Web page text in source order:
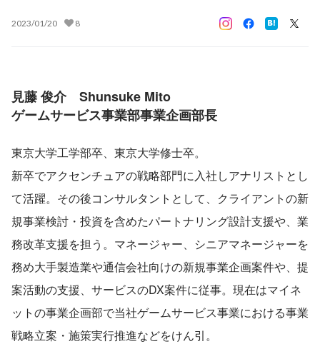
2023/01/20 8
見藤 俊介　Shunsuke Mito
ゲームサービス事業部事業企画部長
東京大学工学部卒、東京大学修士卒。
新卒でアクセンチュアの戦略部門に入社しアナリストとし
て活躍。その後コンサルタントとして、クライアントの新
規事業検討・投資を含めたパートナリング設計支援や、業
務改革支援を担う。マネージャー、シニアマネージャーを
務め大手製造業や通信会社向けの新規事業企画案件や、提
案活動の支援、サービスのDX案件に従事。現在はマイネ
ットの事業企画部で当社ゲームサービス事業における事業
戦略立案・施策実行推進などをけん引。